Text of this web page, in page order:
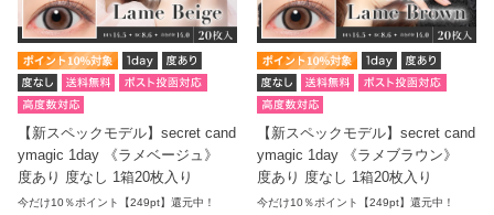
【新スペックモデル】secret cand
ymagic 1day 《ラメベージュ》
度あり 度なし 1箱20枚入り
今だけ10％ポイント【249pt】還元中！
【新スペックモデル】secret cand
ymagic 1day 《ラメブラウン》
度あり 度なし 1箱20枚入り
今だけ10％ポイント【249pt】還元中！